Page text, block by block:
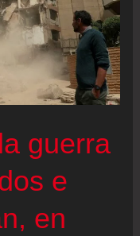
guerra
e
en